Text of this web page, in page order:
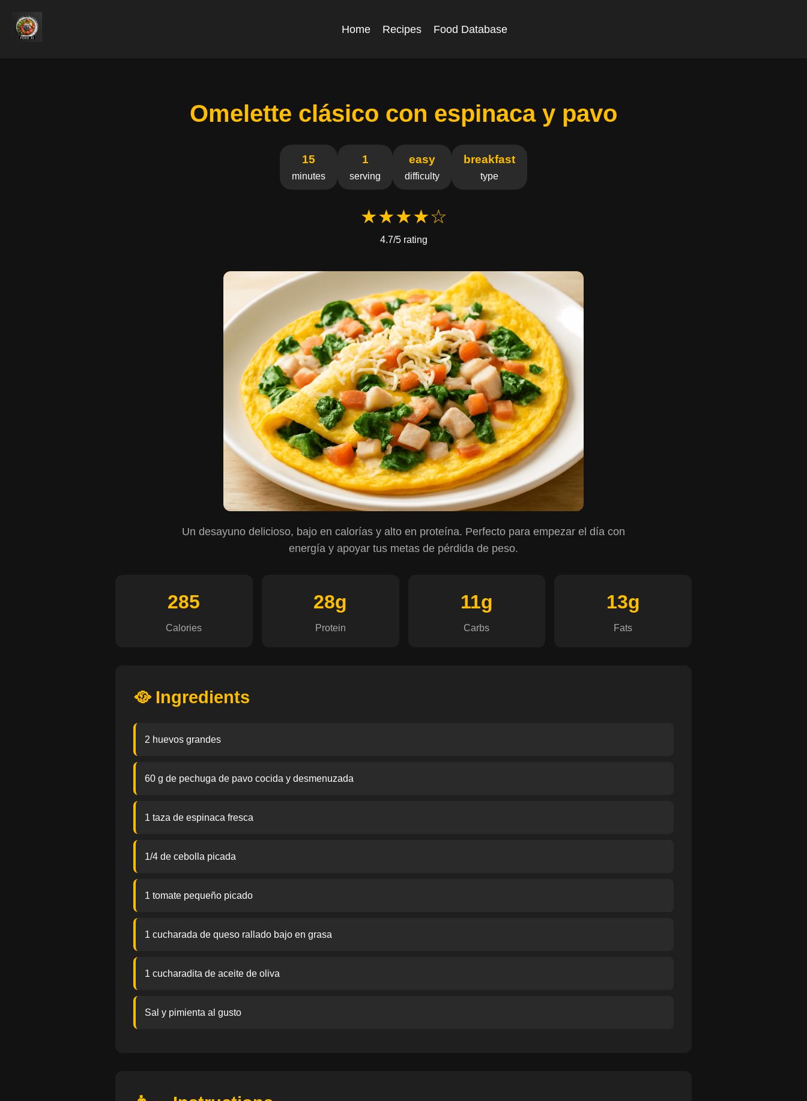
Home Recipes Food Database
Omelette clásico con espinaca y pavo
15
minutes
1
serving
easy
difficulty
breakfast
type
★★★★☆
4.7/5 rating
Un desayuno delicioso, bajo en calorías y alto en proteína. Perfecto para empezar el día con
energía y apoyar tus metas de pérdida de peso.
285
Calories
28g
Protein
11g
Carbs
13g
Fats
🥘 Ingredients
2 huevos grandes
60 g de pechuga de pavo cocida y desmenuzada
1 taza de espinaca fresca
1/4 de cebolla picada
1 tomate pequeño picado
1 cucharada de queso rallado bajo en grasa
1 cucharadita de aceite de oliva
Sal y pimienta al gusto